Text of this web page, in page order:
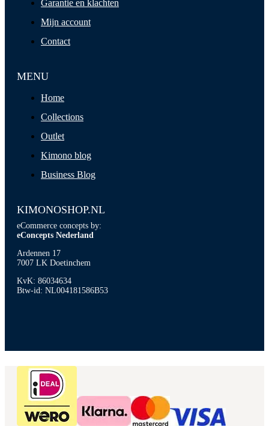
Garantie en klachten
Mijn account
Contact
MENU
Home
Collections
Outlet
Kimono blog
Business Blog
KIMONOSHOP.NL
eCommerce concepts by:
eConcepts Nederland
Ardennen 17
7007 LK Doetinchem
KvK: 86034634
Btw-id: NL004181586B53